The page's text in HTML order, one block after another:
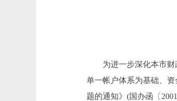
为进一步深化本市财政
单一帐户体系为基础、
题的通知》(国办函〔